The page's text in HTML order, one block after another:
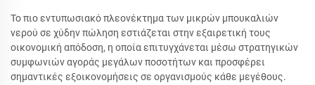
Το πιο εντυπωσιακό πλεονέκτημα των μικρών μπουκαλιών
νερού σε χύδην πώληση εστιάζεται στην εξαιρετική τους
οικονομική απόδοση, η οποία επιτυγχάνεται μέσω στρατηγικών
συμφωνιών αγοράς μεγάλων ποσοτήτων και προσφέρει
σημαντικές εξοικονομήσεις σε οργανισμούς κάθε μεγέθους.